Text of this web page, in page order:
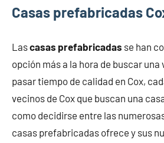
Casas prefabricadas
Lascasas prefabricadas se han
opción más a la hora de buscar
pasar tiempo de calidad en Cox,
vecinos de Cox que buscan una
como decidirse entre las
casas prefabricadas ofrece y sus